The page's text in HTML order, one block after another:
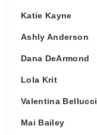
Katie Kayne
Ashly Anderson
Dana DeArmond
Lola Krit
Valentina Bellucci
Mai Bailey